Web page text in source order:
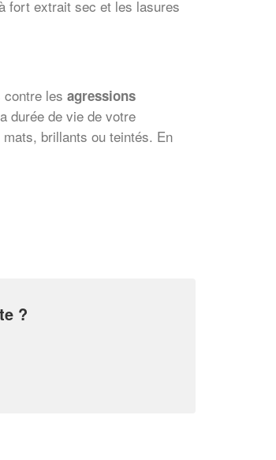
fort extrait sec et les lasures
contre les agressions
durée de vie de votre
brillants ou teintés. En
?